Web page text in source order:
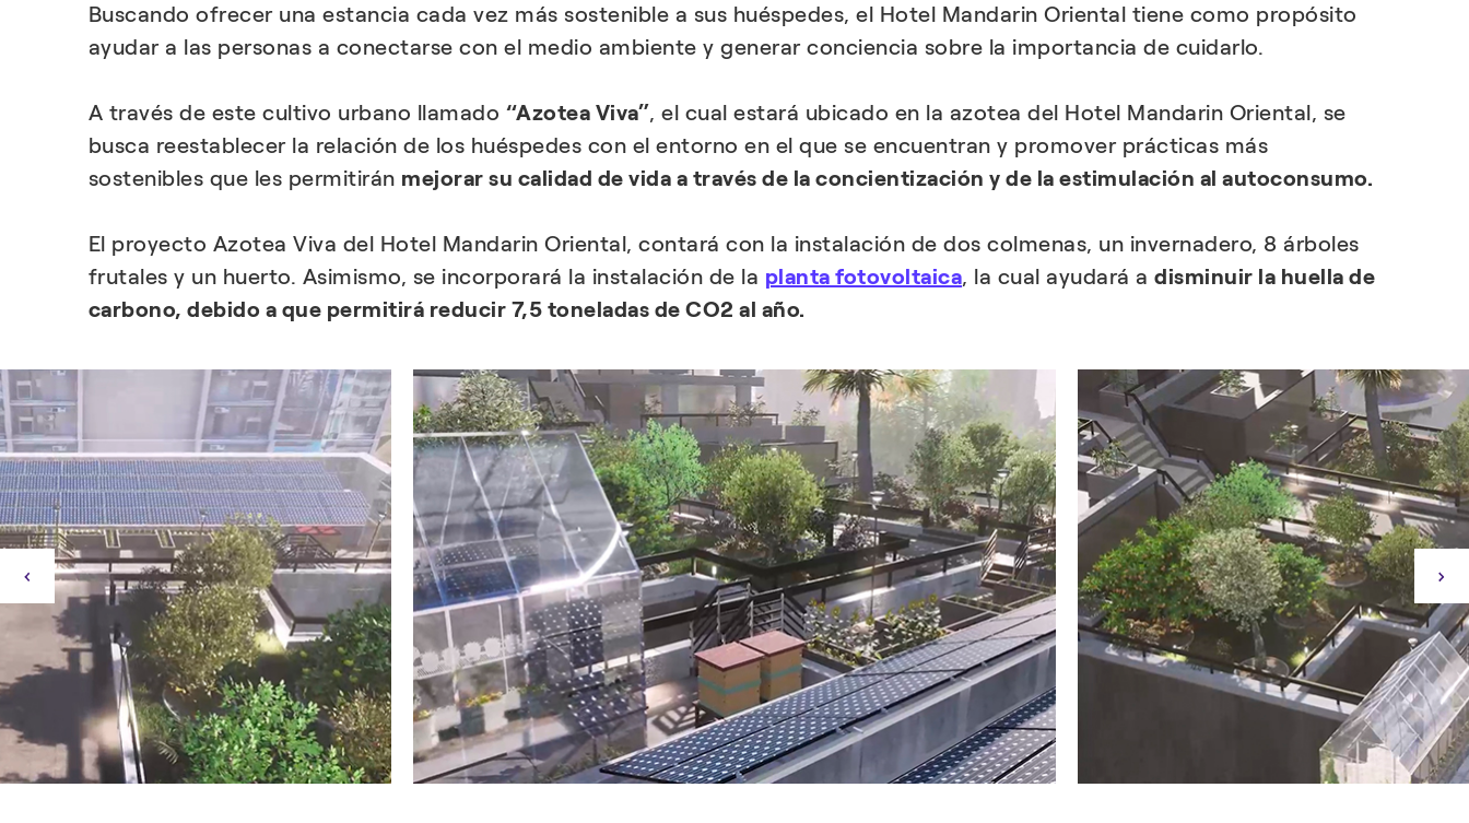
Buscando ofrecer una estancia cada vez más sostenible a sus huéspedes, el Hotel Mandarin Oriental tiene como propósito
ayudar a las personas a conectarse con el medio ambiente y generar conciencia sobre la importancia de cuidarlo.
A través de este cultivo urbano llamado “Azotea Viva”, el cual estará ubicado en la azotea del Hotel Mandarin Oriental, se
busca reestablecer la relación de los huéspedes con el entorno en el que se encuentran y promover prácticas más
sostenibles que les permitirán mejorar su calidad de vida a través de la concientización y de la estimulación al autoconsumo.
El proyecto Azotea Viva del Hotel Mandarin Oriental, contará con la instalación de dos colmenas, un invernadero, 8 árboles
frutales y un huerto. Asimismo, se incorporará la instalación de la planta fotovoltaica, la cual ayudará adisminuir la huella de
carbono, debido a que permitirá reducir 7,5 toneladas de CO2 al año.